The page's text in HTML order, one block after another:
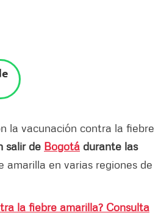
la vacunación contra la fiebre
salir de Bogotá durante las
en varias regiones de
la fiebre amarilla? Consulta